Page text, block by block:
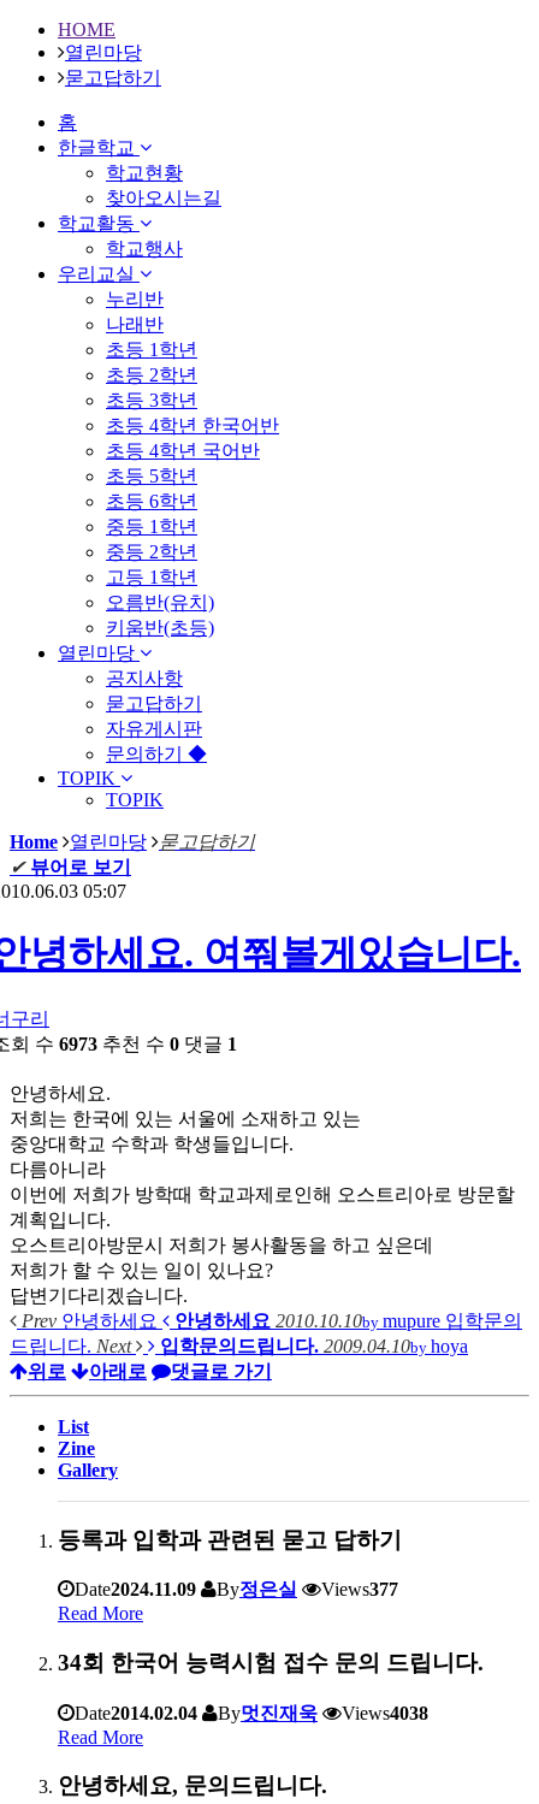
HOME
열린마당
묻고답하기
홈
한글학교
학교현황
찾아오시는길
학교활동
학교행사
우리교실
누리반
나래반
초등 1학년
초등 2학년
초등 3학년
초등 4학년 한국어반
초등 4학년 국어반
초등 5학년
초등 6학년
중등 1학년
중등 2학년
고등 1학년
오름반(유치)
키움반(초등)
열린마당
공지사항
묻고답하기
자유게시판
문의하기 ◆
TOPIK
TOPIK
Home 열린마당
묻고답하기
✔ 뷰어로 보기
05:07
녕하세요. 여쭤볼게있습니다.
구리
회 수 6973 추천 수 0 댓글 1
안녕하세요.
저희는 한국에 있는 서울에 소재하고 있는
중앙대학교 수학과 학생들입니다.
다름아니라
이번에 저희가 방학때 학교과제로인해 오스트리아로 방문할
계획입니다.
오스트리아방문시 저희가 봉사활동을 하고 싶은데
저희가 할 수 있는 일이 있나요?
답변기다리겠습니다.
Prev 안녕하세요 안녕하세요 2010.10.10by mupure 입학문의
드립니다. Next 입학문의드립니다. 2009.04.10by hoya
위로
아래로 댓글로 가기
List
Zine
Gallery
등록과 입학과 관련된 묻고 답하기
Date2024.11.09 By정은실 Views377
Read More
34회 한국어 능력시험 접수 문의 드립니다.
Date2014.02.04 By멋진재욱 Views4038
Read More
안녕하세요, 문의드립니다.